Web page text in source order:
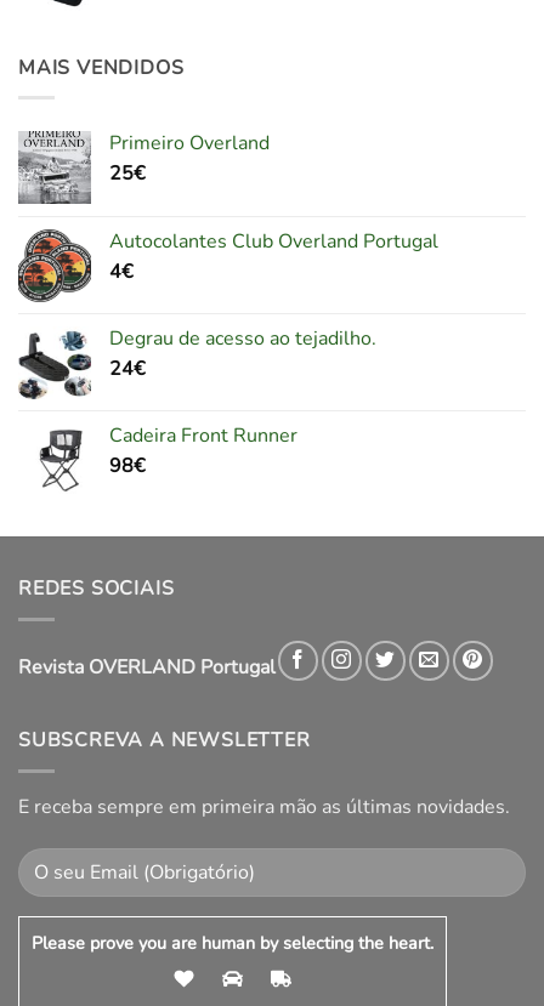
MAIS VENDIDOS
Primeiro Overland
25€
Autocolantes Club Overland Portugal
4€
Degrau de acesso ao tejadilho.
24€
Cadeira Front Runner
98€
REDES SOCIAIS
Revista OVERLAND Portugal
SUBSCREVA A NEWSLETTER
E receba sempre em primeira mão as últimas novidades.
Please prove you are human by selecting the heart.